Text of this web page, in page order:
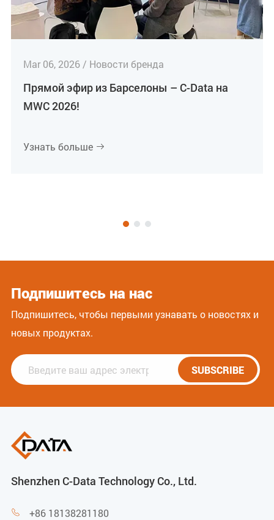
Mar 06, 2026 / Новости бренда
Прямой эфир из Барселоны – C-Data на
MWC 2026!
Узнать больше 
Подпишитесь на нас
Подпишитесь, чтобы первыми узнавать о новостях и
новых продуктах.
SUBSCRIBE
Shenzhen C-Data Technology Co., Ltd.
 +86 18138281180